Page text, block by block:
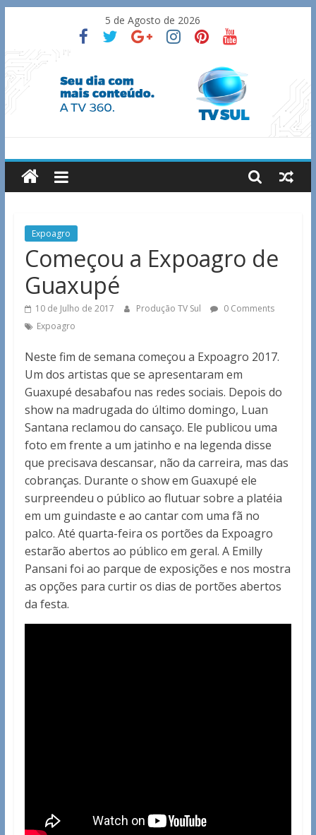
content
5 de Agosto de 2026
TV
Sul
Notícias
Guaxupé
região.
Expoagro
Começou a Expoagro de
Guaxupé
10 de Julho de 2017 Produção TV Sul
0 Comments
Expoagro
Neste fim de semana começou a Expoagro 2017.
Um dos artistas que se apresentaram em
Guaxupé desabafou nas redes sociais. Depois do
show na madrugada do último domingo, Luan
Santana reclamou do cansaço. Ele publicou uma
foto em frente a um jatinho e na legenda disse
que precisava descansar, não da carreira, mas das
cobranças. Durante o show em Guaxupé ele
surpreendeu o público ao flutuar sobre a platéia
em um guindaste e ao cantar com uma fã no
palco. Até quarta-feira os portões da Expoagro
estarão abertos ao público em geral. A Emilly
Pansani foi ao parque de exposições e nos mostra
as opções para curtir os dias de portões abertos
da festa.